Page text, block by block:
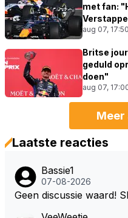
met fan:
aug 07, 17:50
Britse
geduld
doen"
aug 07,
Meer
Laatste reacties
Bassie1
07-08-2026
Geen discussie waard!